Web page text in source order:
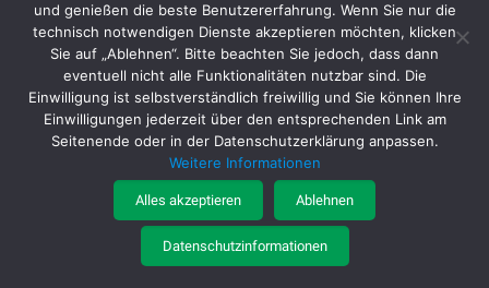
Batteriegesetz|Datenschutz |AGB|Impressum
© MTA Schleif- und Befestigungstechnik Vertriebs GmbH
Produkte Katalogportal
Kontakt
Jobs Interner Bereich
und genießen die beste Benutzererfahrung. Wenn Sie nur die
technisch notwendigen Dienste akzeptieren möchten, klicken
Sie auf „Ablehnen“. Bitte beachten Sie jedoch, dass dann
eventuell nicht alle Funktionalitäten nutzbar sind. Die
Einwilligung ist selbstverständlich freiwillig und Sie können Ihre
Einwilligungen jederzeit über den entsprechenden Link am
Seitenende oder in der Datenschutzerklärung anpassen.
Weitere Informationen
Alles akzeptieren Ablehnen
Datenschutzinformationen